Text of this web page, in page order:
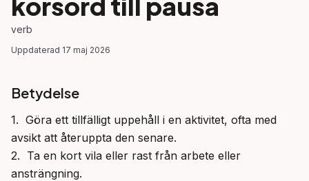
verb
Uppdaterad 17 maj 2026
Betydelse
1.  Göra ett tillfälligt uppehåll i en aktivitet, ofta med
avsikt att återuppta den senare.
2.  Ta en kort vila eller rast från arbete eller
ansträngning.